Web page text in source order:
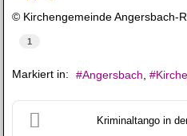
© Kirchengemeinde Angersbach-
1
Markiert in: Angersbach Kirche
Kriminaltango in